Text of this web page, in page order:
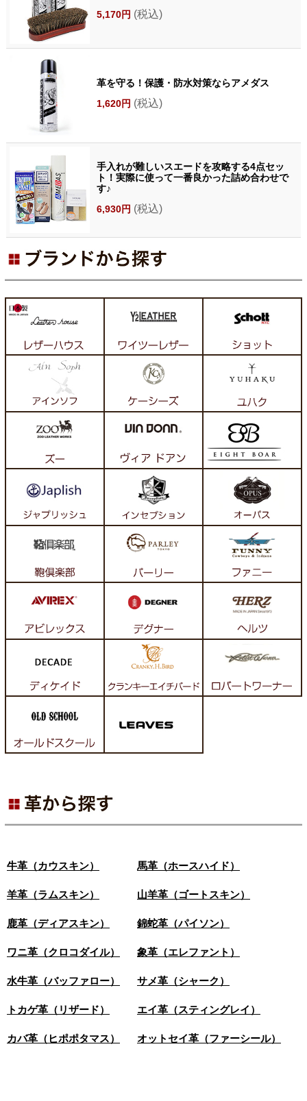
5,170円 (税込)
革を守る！保護・防水対策ならアメダス
1,620円 (税込)
手入れが難しいスエードを攻略する4点セッ
ト！実際に使って一番良かった詰め合わせで
す♪
6,930円 (税込)